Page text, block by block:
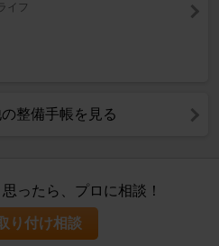
イフ
整備手帳を見る
ったら、プロに相談！
り付け相談